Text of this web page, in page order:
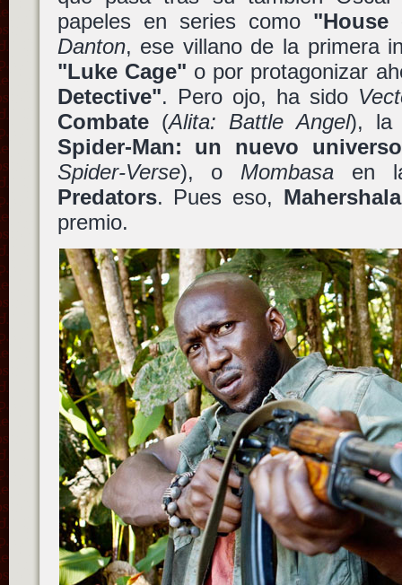
papeles en series como"House
Danton, ese villano de la primera
"Luke Cage" o por protagonizar
Detective". Pero ojo, ha sido
Combate(Alita: Battle Angel), la
Spider-Man: un nuevo universo
Spider-Verse), o Mombasa en
Predators. Pues eso,
premio.